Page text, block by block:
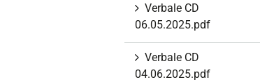
Verbale CD
06.05.2025.pdf
Verbale CD
04.06.2025.pdf